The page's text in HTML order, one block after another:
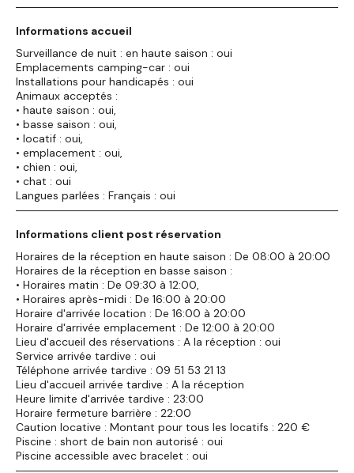
Informations accueil
Surveillance de nuit : en haute saison : oui
Emplacements camping-car : oui
Installations pour handicapés : oui
Animaux acceptés :
• haute saison : oui,
• basse saison : oui,
• locatif : oui,
• emplacement : oui,
• chien : oui,
• chat : oui
Langues parlées : Français : oui
Informations client post réservation
Horaires de la réception en haute saison : De 08:00 à 20:00
Horaires de la réception en basse saison :
• Horaires matin : De 09:30 à 12:00,
• Horaires après-midi : De 16:00 à 20:00
Horaire d'arrivée location : De 16:00 à 20:00
Horaire d'arrivée emplacement : De 12:00 à 20:00
Lieu d'accueil des réservations : A la réception : oui
Service arrivée tardive : oui
Téléphone arrivée tardive : 09 51 53 21 13
Lieu d'accueil arrivée tardive : A la réception
Heure limite d'arrivée tardive : 23:00
Horaire fermeture barrière : 22:00
Caution locative : Montant pour tous les locatifs : 220 €
Piscine : short de bain non autorisé : oui
Piscine accessible avec bracelet : oui